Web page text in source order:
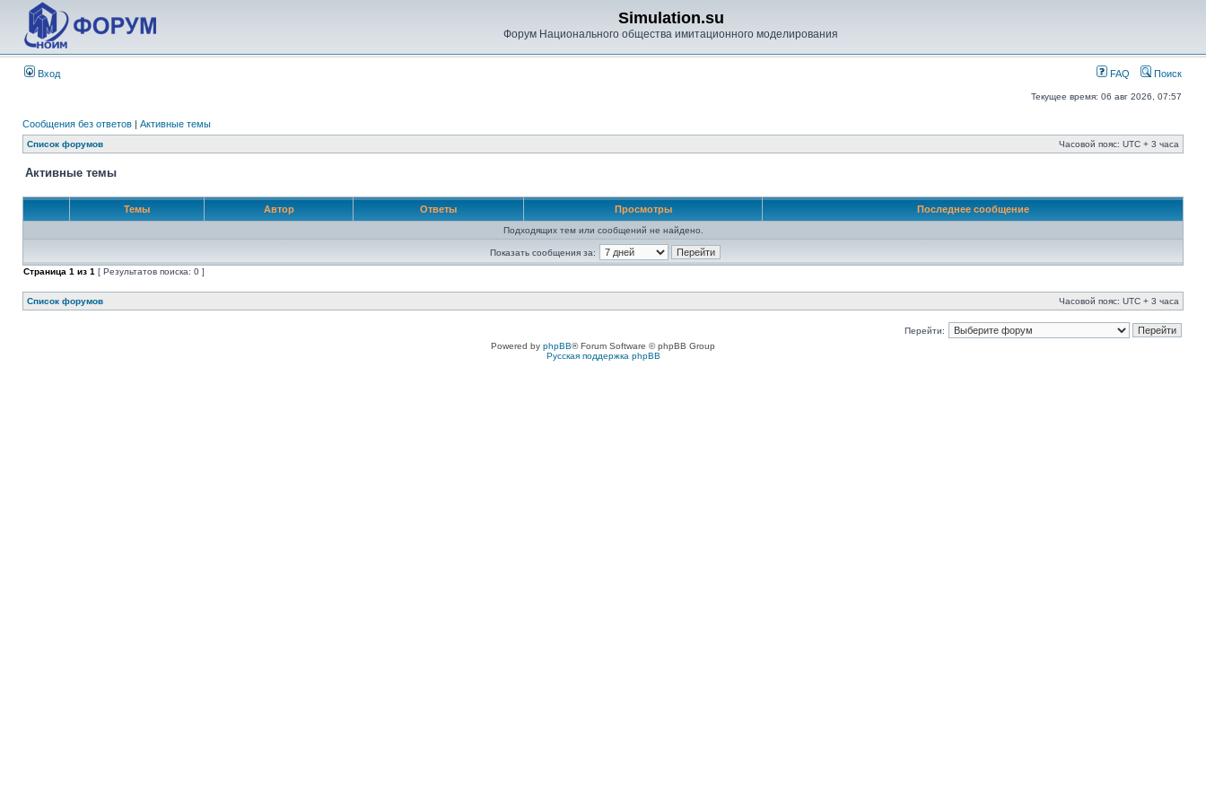
Simulation.su
Форум Национального общества имитационного моделирования
Вход FAQ Поиск
Текущее время: 06 авг 2026, 07:57
Сообщения без ответов | Активные темы
Список форумов Часовой пояс: UTC + 3 часа
Активные темы
Темы Автор Ответы Просмотры Последнее сообщение
Подходящих тем или сообщений не найдено.
Показать сообщения за:
Страница 1 из 1 [ Результатов поиска: 0 ]
Список форумов Часовой пояс: UTC + 3 часа
Перейти:
Powered by phpBB® Forum Software © phpBB Group
Русская поддержка phpBB